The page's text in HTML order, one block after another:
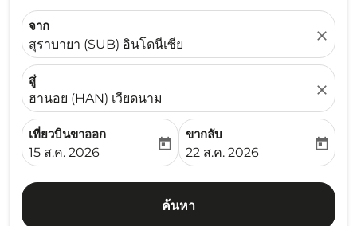
จาก
สุราบายา (SUB) อินโดนีเซีย
close
สู่
ฮานอย (HAN) เวียดนาม
close
เที่ยวบินขาออก
fc-booking-departure-date-aria-label
15 ส.ค. 2026
today
ขากลับ
fc-booking-return-date-
22 ส.ค. 2026
today
ค้นหา